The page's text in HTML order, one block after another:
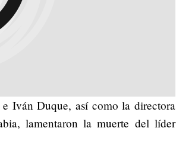
Iván Duque, así como la directora
lamentaron la muerte del líder